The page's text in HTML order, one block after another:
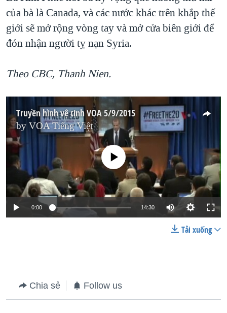
của bà là Canada, và các nước khác trên khắp thế
giới sẽ mở rộng vòng tay và mở cửa biên giới để
đón nhận người tỵ nạn Syria.
Theo CBC, Thanh Nien.
Truyền hình vệ tinh VOA 5/9/2015
by VOA Tiếng Việt
No media source currently available
0:00 14:30
Tải xuống
Chia sẻ Follow us